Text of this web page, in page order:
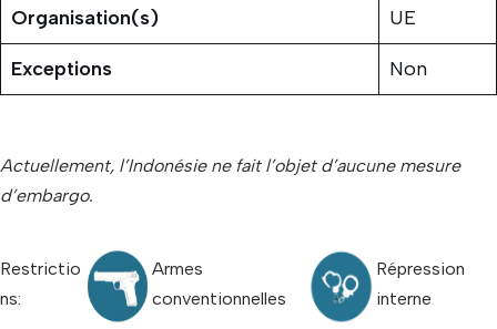
Organisation(s) UE
Exceptions Non
Actuellement, l’Indonésie ne fait l’objet d’aucune mesure
d’embargo.
Restrictio
ns:
Armes
conventionnelles
Répression
interne